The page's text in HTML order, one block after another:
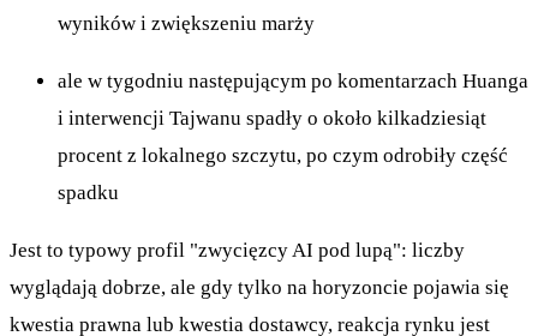
wyników i zwiększeniu marży
ale w tygodniu następującym po komentarzach Huanga
i interwencji Tajwanu spadły o około kilkadziesiąt
procent z lokalnego szczytu, po czym odrobiły część
spadku
Jest to typowy profil "zwycięzcy AI pod lupą": liczby
wyglądają dobrze, ale gdy tylko na horyzoncie pojawia się
kwestia prawna lub kwestia dostawcy, reakcja rynku jest